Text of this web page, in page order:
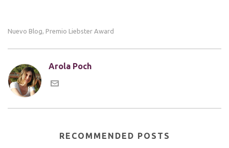
Nuevo Blog, Premio Liebster Award
Arola Poch
RECOMMENDED POSTS